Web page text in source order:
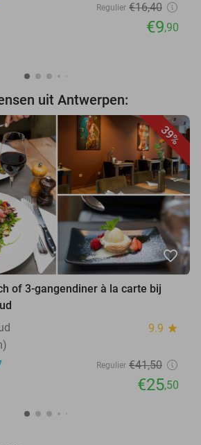
Regulier €16,40
€9,90
uit Antwerpen:
39%
favorite_border
of 3-gangendiner à la carte bij
9.9 star
Regulier €41,50
€25,50